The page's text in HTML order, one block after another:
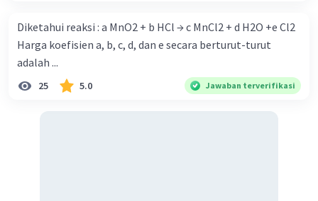
Beri Rating· 1.5(2 ) Balas
Diketahui reaksi : a MnO2 + b HCl → c MnCl2 + d H2O +e Cl2
Harga koefisien a, b, c, d, dan e secara berturut-turut
adalah ...
25 5.0 Jawaban terverifikasi